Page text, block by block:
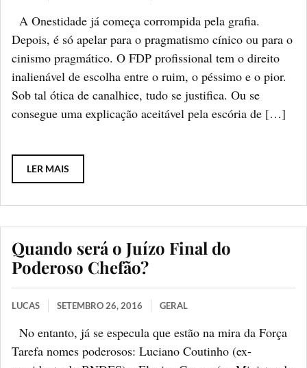
A Onestidade já começa corrompida pela grafia.
Depois, é só apelar para o pragmatismo cínico ou para o
cinismo pragmático. O FDP profissional tem o direito
inalienável de escolha entre o ruim, o péssimo e o pior.
Sob tal ótica de canalhice, tudo se justifica. Ou se
consegue uma explicação aceitável pela escória de […]
LER MAIS
Quando será o Juízo Final do
Poderoso Chefão?
LUCAS SETEMBRO 26, 2016 GERAL
No entanto, já se especula que estão na mira da Força
Tarefa nomes poderosos: Luciano Coutinho (ex-